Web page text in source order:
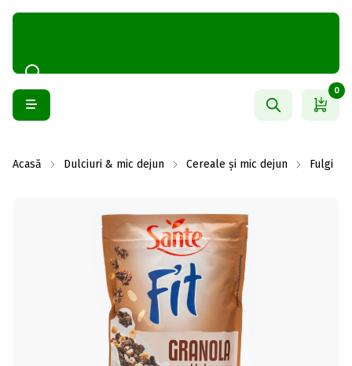
0
Acasă Dulciuri & mic dejun Cereale și mic dejun Fulgi